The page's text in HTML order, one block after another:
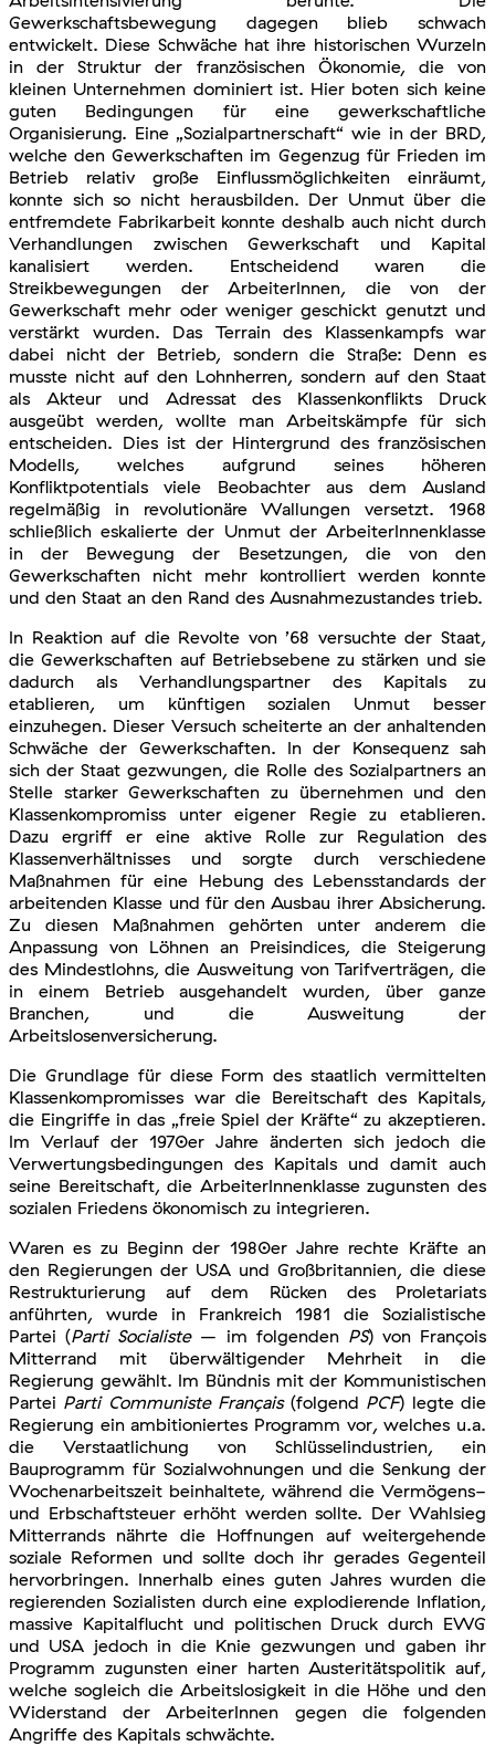
Gewerkschaftsbewegung dagegen blieb schwach
entwickelt. Diese Schwäche hat ihre historischen Wurzeln
in der Struktur der französischen Ökonomie, die von
kleinen Unternehmen dominiert ist. Hier boten sich keine
guten Bedingungen für eine gewerkschaftliche
Organisierung. Eine „Sozialpartnerschaft“ wie in der BRD,
welche den Gewerkschaften im Gegenzug für Frieden im
Betrieb relativ große Einflussmöglichkeiten einräumt,
konnte sich so nicht herausbilden. Der Unmut über die
entfremdete Fabrikarbeit konnte deshalb auch nicht durch
Verhandlungen zwischen Gewerkschaft und Kapital
kanalisiert werden. Entscheidend waren die
Streikbewegungen der ArbeiterInnen, die von der
Gewerkschaft mehr oder weniger geschickt genutzt und
verstärkt wurden. Das Terrain des Klassenkampfs war
dabei nicht der Betrieb, sondern die Straße: Denn es
musste nicht auf den Lohnherren, sondern auf den Staat
als Akteur und Adressat des Klassenkonflikts Druck
ausgeübt werden, wollte man Arbeitskämpfe für sich
entscheiden. Dies ist der Hintergrund des französischen
Modells, welches aufgrund seines höheren
Konfliktpotentials viele Beobachter aus dem Ausland
regelmäßig in revolutionäre Wallungen versetzt. 1968
schließlich eskalierte der Unmut der ArbeiterInnenklasse
in der Bewegung der Besetzungen, die von den
Gewerkschaften nicht mehr kontrolliert werden konnte
und den Staat an den Rand des Ausnahmezustandes trieb.
In Reaktion auf die Revolte von ’68 versuchte der Staat,
die Gewerkschaften auf Betriebsebene zu stärken und sie
dadurch als Verhandlungspartner des Kapitals zu
etablieren, um künftigen sozialen Unmut besser
einzuhegen. Dieser Versuch scheiterte an der anhaltenden
Schwäche der Gewerkschaften. In der Konsequenz sah
sich der Staat gezwungen, die Rolle des Sozialpartners an
Stelle starker Gewerkschaften zu übernehmen und den
Klassenkompromiss unter eigener Regie zu etablieren.
Dazu ergriff er eine aktive Rolle zur Regulation des
Klassenverhältnisses und sorgte durch verschiedene
Maßnahmen für eine Hebung des Lebensstandards der
arbeitenden Klasse und für den Ausbau ihrer Absicherung.
Zu diesen Maßnahmen gehörten unter anderem die
Anpassung von Löhnen an Preisindices, die Steigerung
des Mindestlohns, die Ausweitung von Tarifverträgen, die
in einem Betrieb ausgehandelt wurden, über ganze
Branchen, und die Ausweitung der
Arbeitslosenversicherung.
Die Grundlage für diese Form des staatlich vermittelten
Klassenkompromisses war die Bereitschaft des Kapitals,
die Eingriffe in das „freie Spiel der Kräfte“ zu akzeptieren.
Im Verlauf der 1970er Jahre änderten sich jedoch die
Verwertungsbedingungen des Kapitals und damit auch
seine Bereitschaft, die ArbeiterInnenklasse zugunsten des
sozialen Friedens ökonomisch zu integrieren.
Waren es zu Beginn der 1980er Jahre rechte Kräfte an
den Regierungen der USA und Großbritannien, die diese
Restrukturierung auf dem Rücken des Proletariats
anführten, wurde in Frankreich 1981 die Sozialistische
Partei (Parti Socialiste– im folgenden PS) von François
Mitterrand mit überwältigender Mehrheit in die
Regierung gewählt. Im Bündnis mit der Kommunistischen
Partei Parti Communiste Français(folgend PCF) legte die
Regierung ein ambitioniertes Programm vor, welches u.a.
die Verstaatlichung von Schlüsselindustrien, ein
Bauprogramm für Sozialwohnungen und die Senkung der
Wochenarbeitszeit beinhaltete, während die Vermögens-
und Erbschaftsteuer erhöht werden sollte. Der Wahlsieg
Mitterrands nährte die Hoffnungen auf weitergehende
soziale Reformen und sollte doch ihr gerades Gegenteil
hervorbringen. Innerhalb eines guten Jahres wurden die
regierenden Sozialisten durch eine explodierende Inflation,
massive Kapitalflucht und politischen Druck durch EWG
und USA jedoch in die Knie gezwungen und gaben ihr
Programm zugunsten einer harten Austeritätspolitik auf,
welche sogleich die Arbeitslosigkeit in die Höhe und den
Widerstand der ArbeiterInnen gegen die folgenden
Angriffe des Kapitals schwächte.